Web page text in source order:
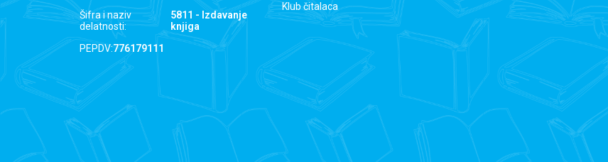
Šifra i naziv
delatnosti:
5811 - Izdavanje
knjiga
PEPDV:776179111
Klub čitalaca